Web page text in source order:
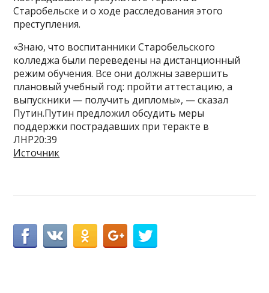
Старобельске и о ходе расследования этого
преступления.
«Знаю, что воспитанники Старобельского
колледжа были переведены на дистанционный
режим обучения. Все они должны завершить
плановый учебный год: пройти аттестацию, а
выпускники — получить дипломы», — сказал
Путин.Путин предложил обсудить меры
поддержки пострадавших при теракте в
ЛНР20:39
Источник